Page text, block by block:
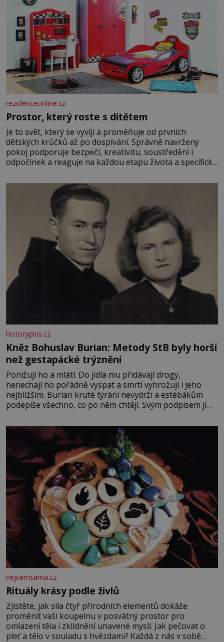
rezidenceonline.cz
Prostor, který roste s dítětem
Je to svět, který se vyvíjí a proměňuje od prvních
dětských krůčků až po dospívání. Správně navržený
pokoj podporuje bezpečí, kreativitu, soustředění i
odpočinek a reaguje na každou etapu života a specifické
měkkost a bezpečí, proto by pokoj miminka měl působit
především klidně a útulně. Předškolní věk je
historyplus.cz
Kněz Bohuslav Burian: Metody StB byly horší
než gestapácké trýznění
Ponižují ho a mlátí. Do jídla mu přidávají drogy,
nenechají ho pořádně vyspat a smrtí vyhrožují i jeho
nejbližším. Burian kruté týrání nevydrží a estébákům
podepíše všechno, co po něm chtějí. Svým podpisem jim
fyzický ani psychický nátlak. Syn brněnského řezníka
chce být knězem a
nejsemsama.cz
Rituály krásy podle živlů
Zjistěte, jak síla čtyř přírodních elementů dokáže
proměnit vaši koupelnu v posvátný prostor pro
omlazení těla i zklidnění unavené mysli. Jak pečovat o
pleť a tělo v souladu s hvězdami? Každá z nás v sobě